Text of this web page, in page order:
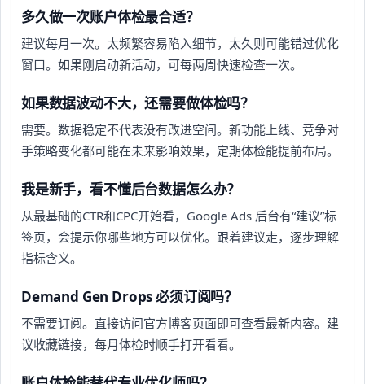
多久做一次账户体检最合适？
建议每月一次。太频繁容易陷入细节，太久则可能错过优化
窗口。如果刚启动新活动，可每两周快速检查一次。
如果数据波动不大，还需要做体检吗？
需要。数据稳定不代表没有改进空间。新功能上线、竞争对
手策略变化都可能在未来影响效果，定期体检能提前布局。
我是新手，看不懂后台数据怎么办？
从最基础的CTR和CPC开始看，Google Ads 后台有“建议”标
签页，会提示你哪些地方可以优化。跟着建议走，逐步理解
指标含义。
Demand Gen Drops 必须订阅吗？
不需要订阅。直接访问官方博客页面即可查看最新内容。建
议收藏链接，每月体检时顺手打开看看。